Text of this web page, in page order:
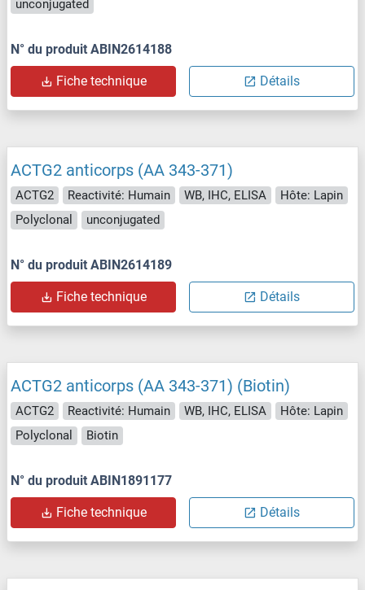
unconjugated
N° du produit ABIN2614188
Fiche technique Détails
ACTG2 anticorps (AA 343-371)
ACTG2 Reactivité: Humain WB, IHC, ELISA
Hôte: Lapin
Polyclonal
unconjugated
N° du produit ABIN2614189
Fiche technique Détails
ACTG2 anticorps (AA 343-371) (Biotin)
ACTG2 Reactivité: Humain WB, IHC, ELISA
Hôte: Lapin
Polyclonal
Biotin
N° du produit ABIN1891177
Fiche technique Détails